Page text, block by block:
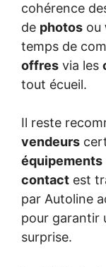
cohérence
de photos ou
temps de
offres via les
tout écueil.
Il reste
vendeurs
équipements
contact est
par Autoline
pour garantir
surprise.